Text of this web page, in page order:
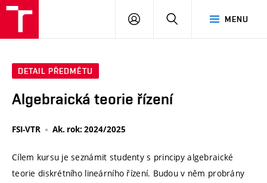
MENU
PŘIHLÁSIT
DETAIL PŘEDMĚTU
Algebraická teorie řízení
FSI-VTR Ak. rok: 2024/2025
Cílem kursu je seznámit studenty s principy algebraické
teorie diskrétního lineárního řízení. Budou v něm probrány